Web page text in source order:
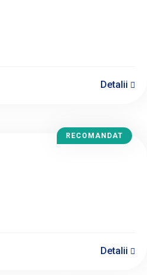
Detalii
RECOMANDAT
Detalii